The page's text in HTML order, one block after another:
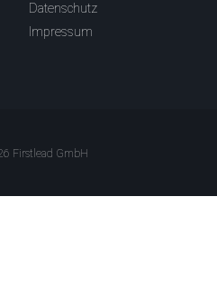
Datenschutz
Impressum
Firstlead GmbH